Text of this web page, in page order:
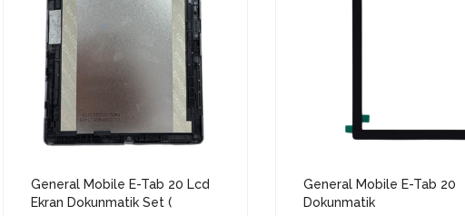
General Mobile E-Tab 20 Lcd
Ekran Dokunmatik Set (
General Mobile E-Tab 20
Dokunmatik